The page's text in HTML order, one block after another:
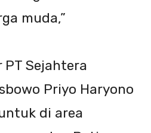
muda,”
PT Sejahtera
Priyo Haryono
di area